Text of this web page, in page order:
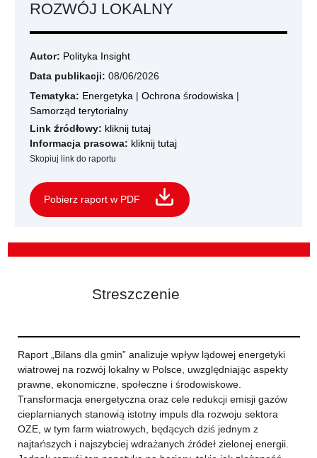
ROZWÓJ LOKALNY
Autor: Polityka Insight
Data publikacji: 08/06/2026
Tematyka: Energetyka | Ochrona środowiska |
Samorząd terytorialny
Link źródłowy: kliknij tutaj
Informacja prasowa: kliknij tutaj
Skopiuj link do raportu
Pobierz raport w PDF
Streszczenie
Raport „Bilans dla gmin” analizuje wpływ lądowej energetyki
wiatrowej na rozwój lokalny w Polsce, uwzględniając aspekty
prawne, ekonomiczne, społeczne i środowiskowe.
Transformacja energetyczna oraz cele redukcji emisji gazów
cieplarnianych stanowią istotny impuls dla rozwoju sektora
OZE, w tym farm wiatrowych, będących dziś jednym z
najtańszych i najszybciej wdrażanych źródeł zielonej energii.